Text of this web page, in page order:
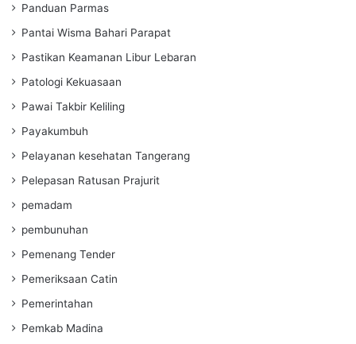
Panduan Parmas
Pantai Wisma Bahari Parapat
Pastikan Keamanan Libur Lebaran
Patologi Kekuasaan
Pawai Takbir Keliling
Payakumbuh
Pelayanan kesehatan Tangerang
Pelepasan Ratusan Prajurit
pemadam
pembunuhan
Pemenang Tender
Pemeriksaan Catin
Pemerintahan
Pemkab Madina